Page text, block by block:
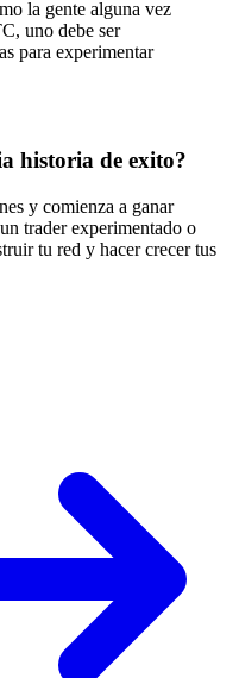
la gente alguna vez
uno debe ser
para experimentar
historia de exito?
y comienza a ganar
trader experimentado o
tu red y hacer crecer tus